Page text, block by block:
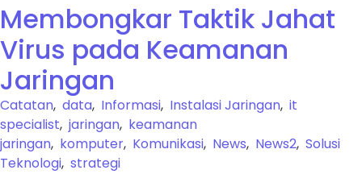
Membongkar Taktik Jahat
Virus pada Keamanan
Jaringan
Catatan, data, Informasi, Instalasi Jaringan, it
specialist, jaringan, keamanan
jaringan, komputer, Komunikasi, News, News2, Solusi
Teknologi, strategi